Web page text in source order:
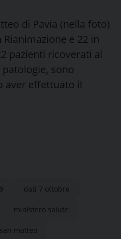
di Pavia (nella foto)
e 22 in
pazienti ricoverati al
sono
aver effettuato il
dati 7 ottobre
ministero salute
san matteo